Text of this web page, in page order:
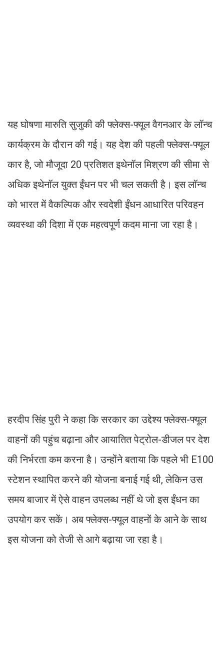
यह घोषणा मारुति सुजुकी की फ्लेक्स-फ्यूल वैगनआर के लॉन्च
कार्यक्रम के दौरान की गई। यह देश की पहली फ्लेक्स-फ्यूल
कार है, जो मौजूदा 20 प्रतिशत इथेनॉल मिश्रण की सीमा से
अधिक इथेनॉल युक्त ईंधन पर भी चल सकती है। इस लॉन्च
को भारत में वैकल्पिक और स्वदेशी ईंधन आधारित परिवहन
व्यवस्था की दिशा में एक महत्वपूर्ण कदम माना जा रहा है।
हरदीप सिंह पुरी ने कहा कि सरकार का उद्देश्य फ्लेक्स-फ्यूल
वाहनों की पहुंच बढ़ाना और आयातित पेट्रोल-डीजल पर देश
की निर्भरता कम करना है। उन्होंने बताया कि पहले भी E100
स्टेशन स्थापित करने की योजना बनाई गई थी, लेकिन उस
समय बाजार में ऐसे वाहन उपलब्ध नहीं थे जो इस ईंधन का
उपयोग कर सकें। अब फ्लेक्स-फ्यूल वाहनों के आने के साथ
इस योजना को तेजी से आगे बढ़ाया जा रहा है।